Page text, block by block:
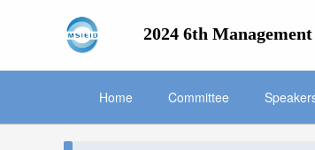
2024 6th
Home Committee